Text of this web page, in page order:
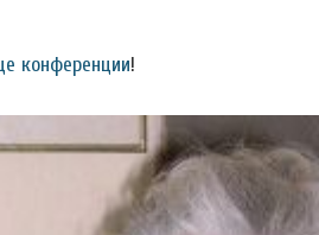
конференции!